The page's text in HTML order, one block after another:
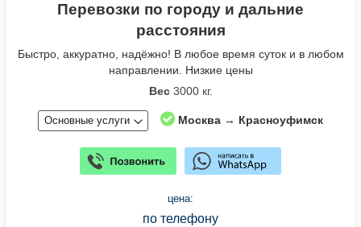
Перевозки по городу и дальние
расстояния
Быстро, аккуратно, надёжно! В любое время суток и в любом
направлении. Низкие цены
Вес3000 кг.
Основные услуги Москва → Красноуфимск
цена:
по телефону